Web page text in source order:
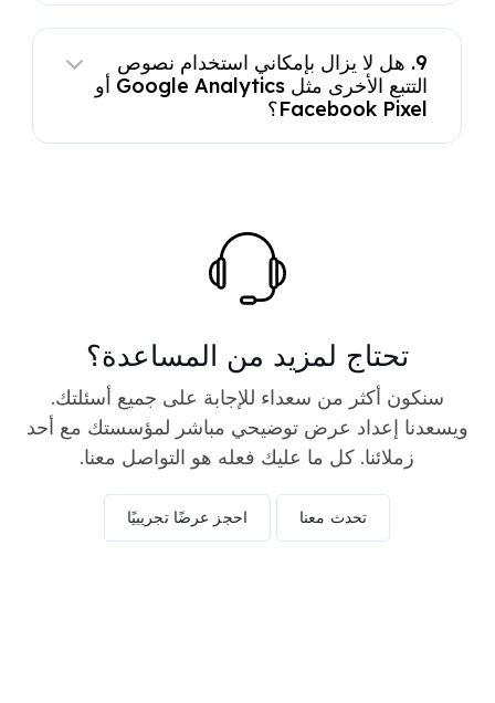
9. هل لا يزال بإمكاني استخدام نصوص
التتبع الأخرى مثل Google Analytics أو
Facebook Pixel؟
تحتاج لمزيد من المساعدة؟
سنكون أكثر من سعداء للإجابة على جميع أسئلتك.
ويسعدنا إعداد عرض توضيحي مباشر لمؤسستك مع أحد
زملائنا. كل ما عليك فعله هو التواصل معنا.
تحدث معنا احجز عرضًا تجريبيًا